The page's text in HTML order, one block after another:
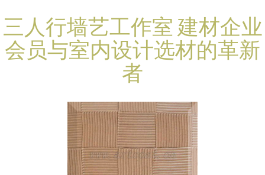
三人行墙艺工作室 建材企业
会员与室内设计选材的革新
者